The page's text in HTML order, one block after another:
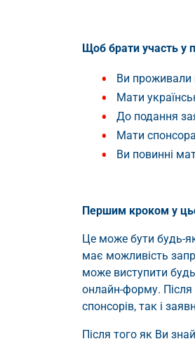
Щоб брати участь у
Ви проживали
Мати
До подання
Мати
Ви повинні
Першим кроком у
Це може бути будь-
має можливість
може виступити
онлайн-форму. Після
спонсорів, так і
Після того як Ви